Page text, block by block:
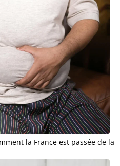
la France est passée de la